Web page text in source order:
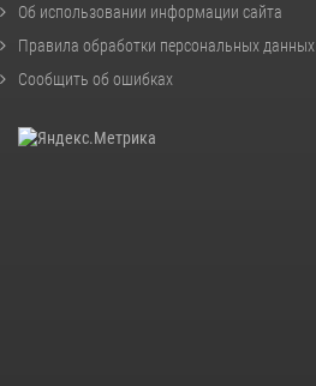
Об использовании информации сайта
Правила обработки персональных данных
Сообщить об ошибках